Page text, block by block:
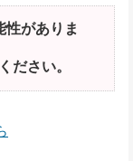
がありま
ださい。